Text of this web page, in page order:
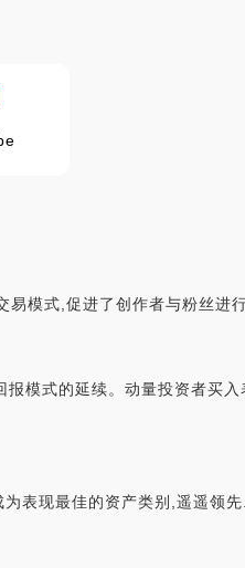
模式,促进了创作者与粉丝进
模式的延续。动量投资者买
表现最佳的资产类别,遥遥领先.